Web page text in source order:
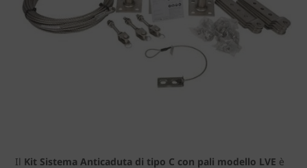
Il Kit Sistema Anticaduta di tipo C con pali modello LVE è